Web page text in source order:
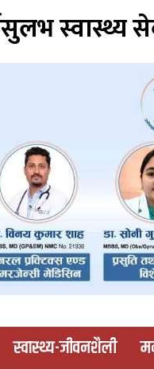
स्वास्थ्य
स्वास्थ्य-जीवनशैली